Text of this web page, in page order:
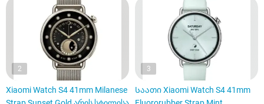
2
Xiaomi Watch S4 41mm Milanese
3
Საათი Xiaomi Watch S4 41mm